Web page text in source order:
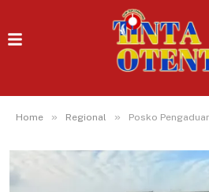
Home » Regional » Posko Pengaduan SPMB,